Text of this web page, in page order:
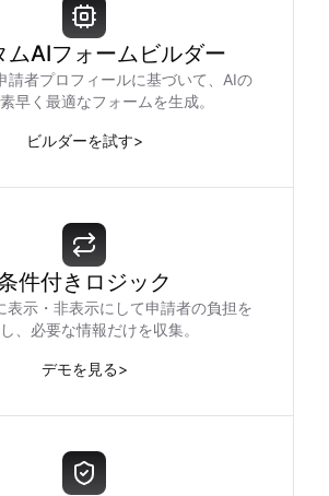
ムAIフォームビルダー
請者プロフィールに基づいて、AIの
早く最適なフォームを生成。
ビルダーを試す>
件付きロジック
表示・非表示にして申請者の負担を
、必要な情報だけを収集。
デモを見る>